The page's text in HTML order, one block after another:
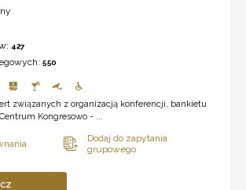
427
550
związanych z organizacją konferencji, bankietu
Kongresowo - ...